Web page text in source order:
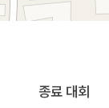
종료 대회